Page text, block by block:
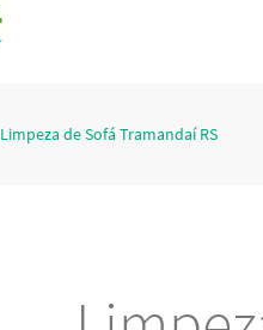
Limpeza de Sofá Tramandaí RS